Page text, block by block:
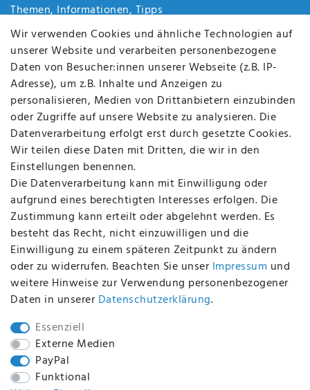
Themen, Informationen, Tipps
Jobs
Über uns
Kontakt
Datenschutz
AGB
FAQ
Batterieentsorgung
Altölverordnung
Impressum
BEQUEM UND SICHER BEZAHLEN MIT
BEI UNS SIND SIE SICHER!
WIR VERSENDEN MIT
Wir verwenden Cookies und ähnliche Technologien auf
unserer Website und verarbeiten personenbezogene
Daten von Besucher:innen unserer Webseite (z.B. IP-
Adresse), um z.B. Inhalte und Anzeigen zu
personalisieren, Medien von Drittanbietern einzubinden
oder Zugriffe auf unsere Website zu analysieren. Die
Datenverarbeitung erfolgt erst durch gesetzte Cookies.
Wir teilen diese Daten mit Dritten, die wir in den
Einstellungen benennen.
Die Datenverarbeitung kann mit Einwilligung oder
aufgrund eines berechtigten Interesses erfolgen. Die
Zustimmung kann erteilt oder abgelehnt werden. Es
besteht das Recht, nicht einzuwilligen und die
Einwilligung zu einem späteren Zeitpunkt zu ändern
oder zu widerrufen. Beachten Sie unser Impressum und
weitere Hinweise zur Verwendung personenbezogener
Daten in unserer Daten­schutz­erklärung.
Essenziell
Externe Medien
PayPal
Funktional